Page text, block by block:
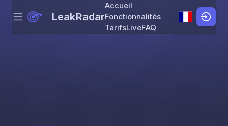
Skip to content
Menu LeakRadar
Accueil
Fonctionnalités
TarifsLiveFAQ